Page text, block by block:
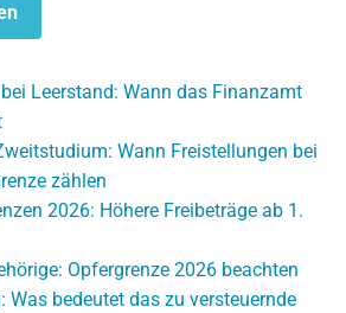
Leerstand: Wann das Finanzamt
Wann Freistellungen bei
zählen
2026: Höhere Freibeträge ab 1.
Opfergrenze 2026 beachten
Was bedeutet das zu versteuernde